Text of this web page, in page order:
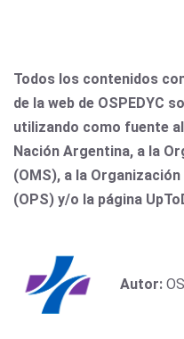
Todos los contenidos
de la web de OSPEDYC
utilizando como fuente
Nación Argentina, a la
(OMS), a la
(OPS) y/o la página
Autor: